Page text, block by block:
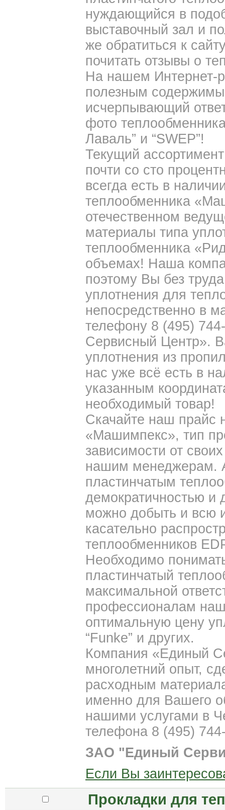
нуждающийся в
выставочный зал и
же обратиться к
почитать отзывы о
На нашем Интернет-
полезным
исчерпывающий
фото
Лаваль” и “SWEP”!
Текущий
почти со сто
всегда есть в
теплообменника
отечественном
материалы типа
теплообменника
объемах! Наша
поэтому Вы без
уплотнения для
непосредственно в
телефону 8 (495)
Сервисный Центр».
уплотнения из
нас уже всё есть в
указанным
необходимый товар!
Скачайте наш прайс
«Машимпекс», тип
зависимости от
нашим менеджерам.
пластинчатым
демократичностью и
можно добыть и всю
касательно
теплообменников
Необходимо
пластинчатый
максимальной
профессионалам
оптимальную цену
“Funke” и других.
Компания «Единый
многолетний опыт,
расходным
именно для Вашего
нашими услугами в
телефона 8 (495)
ЗАО "Единый
Если Вы
Прокладки для